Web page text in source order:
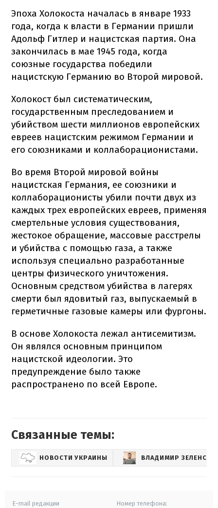
Эпоха Холокоста началась в январе 1933
года, когда к власти в Германии пришли
Адольф Гитлер и нацистская партия. Она
закончилась в мае 1945 года, когда
союзные государства победили
нацистскую Германию во Второй мировой.
Холокост был систематическим,
государственным преследованием и
убийством шести миллионов европейских
евреев нацистским режимом Германии и
его союзниками и коллаборационистами.
Во время Второй мировой войны
нацистская Германия, ее союзники и
коллаборационисты убили почти двух из
каждых трех европейских евреев, применяя
смертельные условия существования,
жестокое обращение, массовые расстрелы
и убийства с помощью газа, а также
используя специально разработанные
центры физического уничтожения.
Основным средством убийства в лагерях
смерти был ядовитый газ, выпускаемый в
герметичные газовые камеры или фургоны.
В основе Холокоста лежал антисемитизм.
Он являлся основным принципом
нацистской идеологии. Это
предупреждение было также
распространено по всей Европе.
Связанные темы:
НОВОСТИ УКРАИНЫ ВЛАДИМИР
E-mail редакции Номер телефона: